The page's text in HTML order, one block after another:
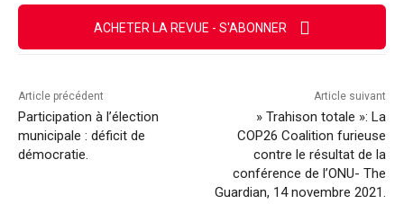
ACHETER LA REVUE - S'ABONNER
Article précédent
Participation à l’élection
municipale : déficit de
démocratie.
Article suivant
» Trahison totale »: La
COP26 Coalition furieuse
contre le résultat de la
conférence de l’ONU- The
Guardian, 14 novembre 2021.